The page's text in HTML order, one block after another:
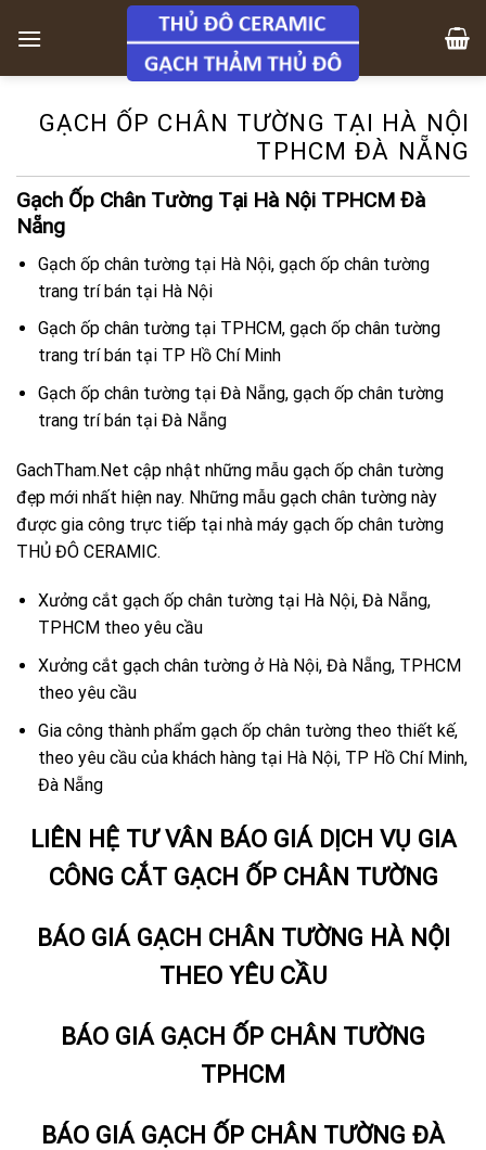
GẠCH ỐP CHÂN TƯỜNG TẠI HÀ NỘI
TPHCM ĐÀ NẴNG
Gạch Ốp Chân Tường Tại Hà Nội TPHCM Đà
Nẵng
Gạch ốp chân tường tại Hà Nội, gạch ốp chân tường
trang trí bán tại Hà Nội
Gạch ốp chân tường tại TPHCM, gạch ốp chân tường
trang trí bán tại TP Hồ Chí Minh
Gạch ốp chân tường tại Đà Nẵng, gạch ốp chân tường
trang trí bán tại Đà Nẵng
GachTham.Net cập nhật những mẫu gạch ốp chân tường
đẹp mới nhất hiện nay. Những mẫu gạch chân tường này
được gia công trực tiếp tại nhà máy gạch ốp chân tường
THỦ ĐÔ CERAMIC.
Xưởng cắt gạch ốp chân tường tại Hà Nội, Đà Nẵng,
TPHCM theo yêu cầu
Xưởng cắt gạch chân tường ở Hà Nội, Đà Nẵng, TPHCM
theo yêu cầu
Gia công thành phẩm gạch ốp chân tường theo thiết kế,
theo yêu cầu của khách hàng tại Hà Nội, TP Hồ Chí Minh,
Đà Nẵng
LIÊN HỆ TƯ VÂN BÁO GIÁ DỊCH VỤ GIA
CÔNG CẮT GẠCH ỐP CHÂN TƯỜNG
BÁO GIÁ GẠCH CHÂN TƯỜNG HÀ NỘI
THEO YÊU CẦU
BÁO GIÁ GẠCH ỐP CHÂN TƯỜNG
TPHCM
BÁO GIÁ GẠCH ỐP CHÂN TƯỜNG ĐÀ